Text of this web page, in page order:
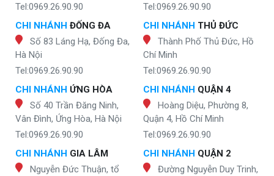
Tel:0969.26.90.90
CHI NHÁNH ĐỐNG ĐA
Số 83 Láng Hạ, Đống Đa,
Hà Nội
Tel:0969.26.90.90
CHI NHÁNH ỨNG HÒA
Số 40 Trần Đăng Ninh,
Vân Đình, Ứng Hòa, Hà Nội
Tel:0969.26.90.90
CHI NHÁNH GIA LÂM
Nguyễn Đức Thuận, tổ
Tel:0969.26.90.90
CHI NHÁNH THỦ ĐỨC
Thành Phố Thủ Đức, Hồ
Chí Minh
Tel:0969.26.90.90
CHI NHÁNH QUẬN 4
Hoàng Diệu, Phường 8,
Quận 4, Hồ Chí Minh
Tel:0969.26.90.90
CHI NHÁNH QUẬN 2
Đường Nguyễn Duy Trinh,